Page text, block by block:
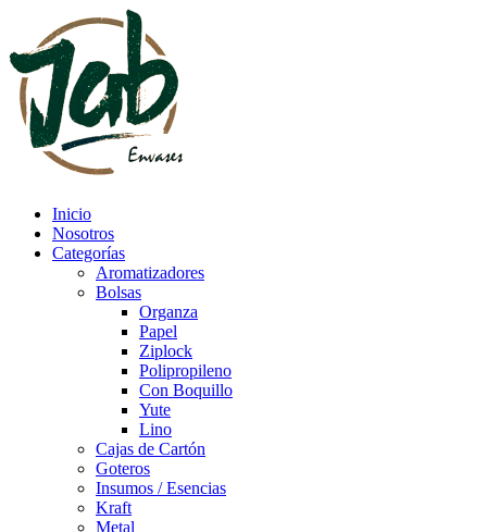
Inicio
Nosotros
Categorías
Aromatizadores
Bolsas
Organza
Papel
Ziplock
Polipropileno
Con Boquillo
Yute
Lino
Cajas de Cartón
Goteros
Insumos / Esencias
Kraft
Metal